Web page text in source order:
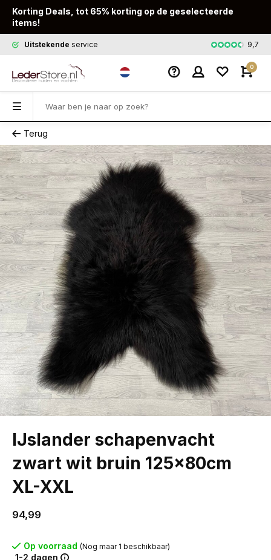
Korting Deals, tot 65% korting op de geselecteerde
items!
Uitstekende service Snelle9,7
0
Terug
IJslander schapenvacht
zwart wit bruin 125x80cm
XL-XXL
94,99
Op voorraad (Nog maar 1 beschikbaar)
1-2 dagen